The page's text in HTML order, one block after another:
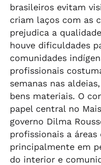
brasileiros evitam
criam laços com as
prejudica a
houve dificuldades
comunidades
profissionais
semanas nas
bens materiais. O
papel central no
governo Dilma
profissionais a áreas
principalmente em
do interior e